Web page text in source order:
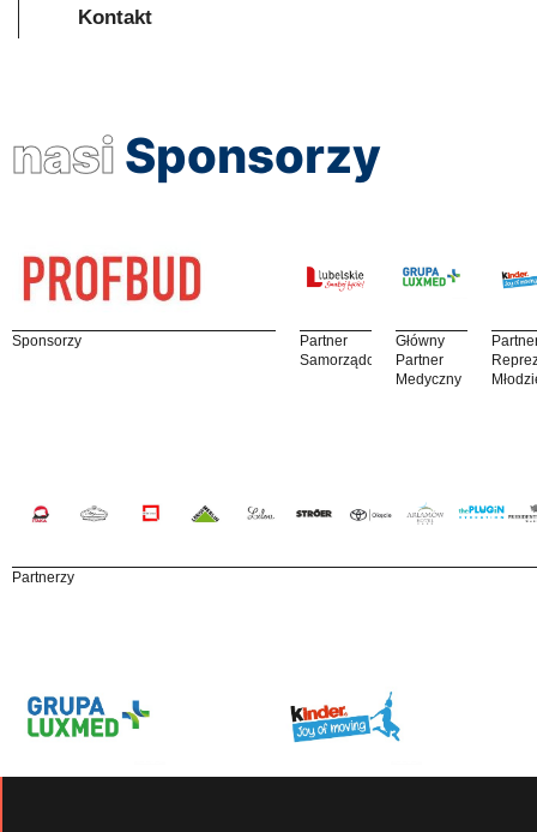
Kontakt
nasi Sponsorzy
Sponsorzy
Partner
Samorządowy
Główny
Partner
Medyczny
Partnerzy